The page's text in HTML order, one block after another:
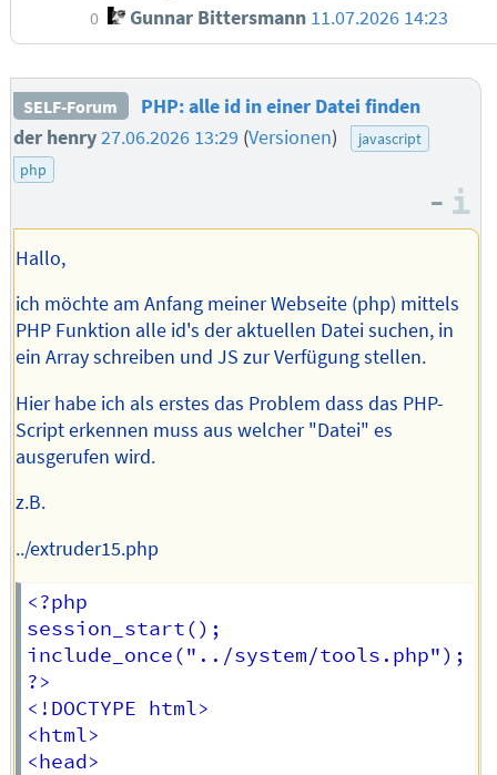
0 Gunnar Bittersmann 11.07.2026 14:23
SELF-Forum
PHP: alle id in einer Datei finden
der henry27.06.2026 13:29 (Versionen)
javascript
php
–
Hallo,
ich möchte am Anfang meiner Webseite (php) mittels
PHP Funktion alle id's der aktuellen Datei suchen, in
ein Array schreiben und JS zur Verfügung stellen.
Hier habe ich als erstes das Problem dass das PHP-
Script erkennen muss aus welcher "Datei" es
ausgerufen wird.
z.B.
../extruder15.php
<?php
session_start();
include_once("../system/tools.php");
?>
<!DOCTYPE html>
<html>
<head>